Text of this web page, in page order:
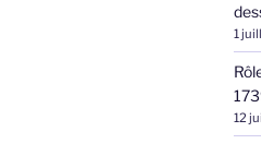
1
12